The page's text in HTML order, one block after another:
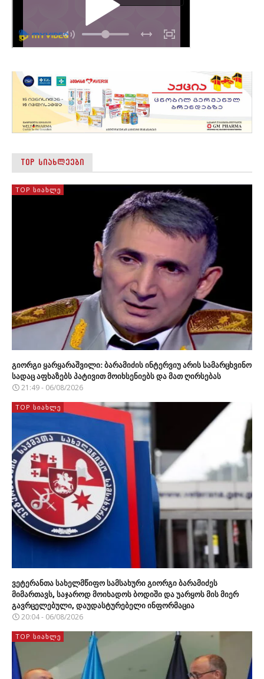
TOP ᲡᲘᲐᲮᲚᲔᲔᲑᲘ
TOP ᲡᲘᲐᲮᲚᲔ
გიორგი ყარყარაშვილი: ბარამიძის ინტერვიუ არის სამარცხვინო
სადაც აფხაზებს პატივით მოიხსენიებს და მათ ღირსებას
21:49 - 06/08/2026
TOP ᲡᲘᲐᲮᲚᲔ
ვეტერანთა სახელმწიფო სამსახური გიორგი ბარამიძეს
მიმართავს, საჯაროდ მოიხადოს ბოდიში და უარყოს მის მიერ
გავრცელებული, დაუდასტურებელი ინფორმაცია
20:04 - 06/08/2026
TOP ᲡᲘᲐᲮᲚᲔ